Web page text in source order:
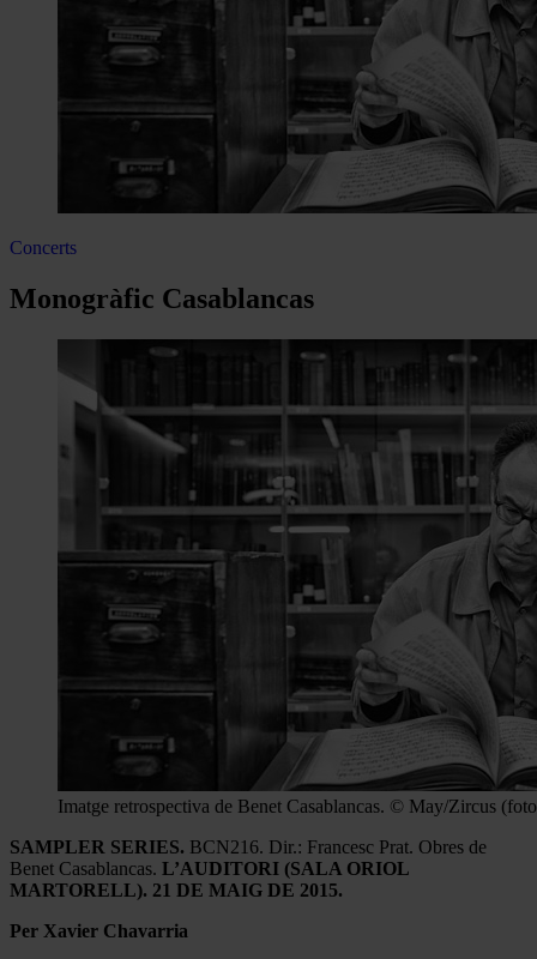
Concerts
Monogràfic Casablancas
Imatge retrospectiva de Benet Casablancas. © May/Zircus
SAMPLER SERIES. BCN216. Dir.: Francesc Prat. Obres de
Benet Casablancas. L’AUDITORI (SALA ORIOL
MARTORELL). 21 DE MAIG DE 2015.
Per Xavier Chavarria